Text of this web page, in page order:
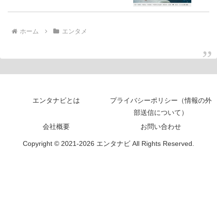
ホーム エンタメ
エンタナビとは
プライバシーポリシー（情報の外
部送信について）
会社概要
お問い合わせ
Copyright © 2021-2026 エンタナビ All Rights Reserved.